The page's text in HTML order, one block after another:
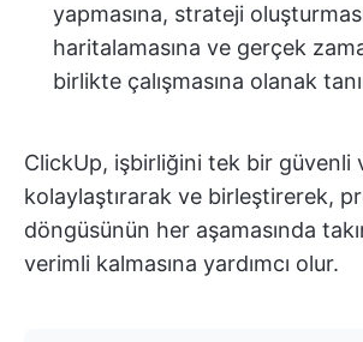
yapmasına, strateji
haritalamasına ve gerçek
birlikte çalışmasına olanak
ClickUp, işbirliğini tek bir güvenli
kolaylaştırarak ve birleştirerek,
döngüsünün her aşamasında
verimli kalmasına yardımcı olur.